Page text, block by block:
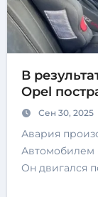
В результате столкновения
Opel
Сен 30, 2025
Авария произошла 30 сентября около 11:00.
Автомобилем
Он двигался